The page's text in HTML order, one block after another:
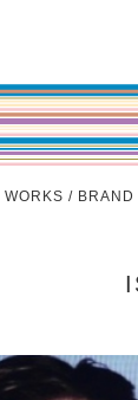
WORKS /